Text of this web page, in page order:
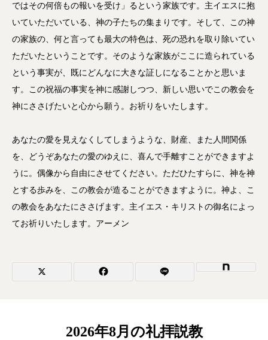
ではその何倍もの報いを受け」るという家族です。主イエスに抱
いていただいている、神の子たちの集まりです。そして、この神
の家族の、何と言っても最大の特色は、死の恐れを取り除いてい
ただいたということです。そのような家族がここに造られている
という事実が、既にどんなに大きな証しになることかと思いま
す。この祝福の事実を神に感謝しつつ、新しい思いでこの教会を
神にささげたいと心から願う。お祈りをいたします。
あなたの愛を見えなくしてしまうような、財産、また人間関係
を、どうぞあなたの愛のゆえに、喜んで手離すことができますよ
うに。偶像から自由にさせてください。ただひたすらに、神を神
とする歩みを、この教会が造ることができますように。神よ、こ
の教会をあなたにささげます。主イエス・キリストの御名によっ
てお祈りいたします。アーメン
2026年8月の礼拝説教